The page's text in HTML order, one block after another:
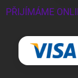
PŘIJÍMÁME